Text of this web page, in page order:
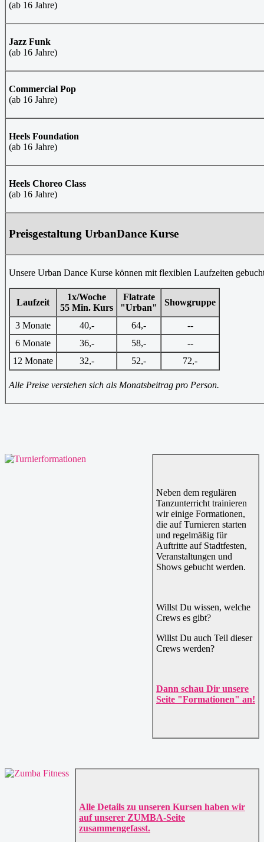
(ab 16 Jahre)
Jazz Funk
(ab 16 Jahre)
Commercial Pop
(ab 16 Jahre)
Heels Foundation
(ab 16 Jahre)
Heels Choreo Class
(ab 16 Jahre)
Preisgestaltung UrbanDance Kurse
Unsere Urban Dance Kurse können mit flexiblen Laufzeiten
Laufzeit
1x/Woche
55 Min. Kurs
Flatrate
"Urban"
Showgruppe
3 Monate 40,- 64,-
--
6 Monate
36,- 58,-
--
12 Monate
32,- 52,- 72,-
Alle Preise verstehen sich als Monatsbeitrag pro Person.
Neben dem regulären
Tanzunterricht trainieren
wir einige Formationen,
die auf Turnieren starten
und regelmäßig für
Auftritte auf Stadtfesten,
Veranstaltungen und
Shows gebucht werden.
Willst Du wissen, welche
Crews es gibt?
Willst Du auch Teil dieser
Crews werden?
Dann schau Dir unsere
Seite "Formationen" an!
Alle Details zu unseren Kursen haben wir
auf unserer ZUMBA-Seite
zusammengefasst.